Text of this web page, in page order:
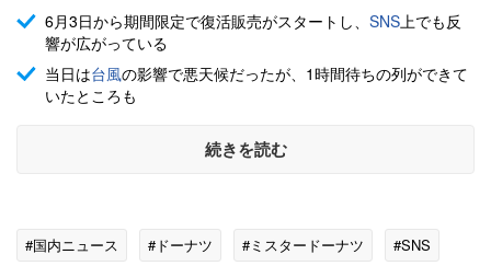
6月3日から期間限定で復活販売がスタートし、 SNS 上でも反
響が広がっている
当日は台風の影響で悪天候だったが、1時間待ちの列ができて
いたところも
続きを読む
#国内ニュース #ドーナツ #ミスタードーナツ
#SNS